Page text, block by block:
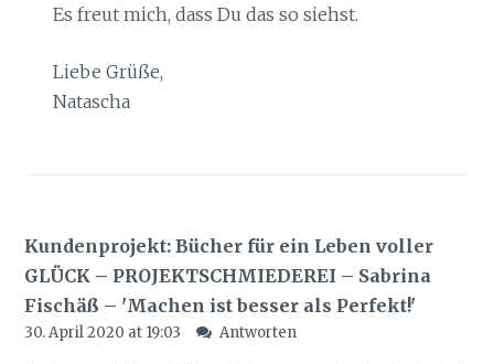
Es freut mich, dass Du das so siehst.
Liebe Grüße,
Natascha
Kundenprojekt: Bücher für ein Leben voller
GLÜCK – PROJEKTSCHMIEDEREI – Sabrina
Fischäß – 'Machen ist besser als Perfekt!'
30. April 2020 at 19:03 Antworten